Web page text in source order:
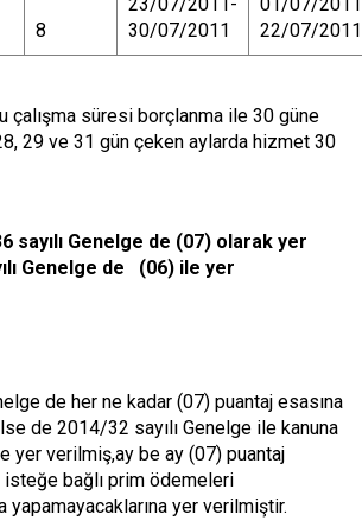
8
30/07/2011
22/07/2011
çalışma süresi borçlanma ile 30 güne
29 ve 31 gün çeken aylarda hizmet 30
sayılı Genelge de (07) olarak yer
Genelge de (06) ile yer
de her ne kadar (07) puantaj esasına
de 2014/32 sayılı Genelge ile kanuna
yer verilmiş,ay be ay (07) puantaj
isteğe bağlı prim ödemeleri
yapamayacaklarına yer verilmiştir.